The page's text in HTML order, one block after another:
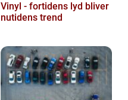
Vinyl - fortidens lyd bliver
nutidens trend